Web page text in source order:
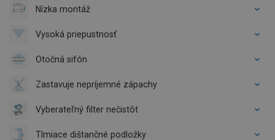
Nízka montáž
Vysoká priepustnosť
Otočná sifón
Zastavuje nepríjemné zápachy
Vyberateľný filter nečistôt
Tlmiace dištančné podložky